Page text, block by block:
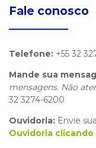
Fale conosco
Telefone: +55 32
Mande sua
mensagens. Não
32 3274-6200
Ouvidoria: Envie
Ouvidoria clicando